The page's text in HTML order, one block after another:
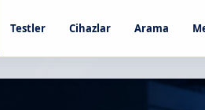
Testler Cihazlar Arama